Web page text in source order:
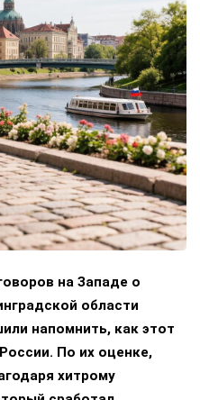
на Западе о
области
напомнить, как этот
По их оценке,
хитрому